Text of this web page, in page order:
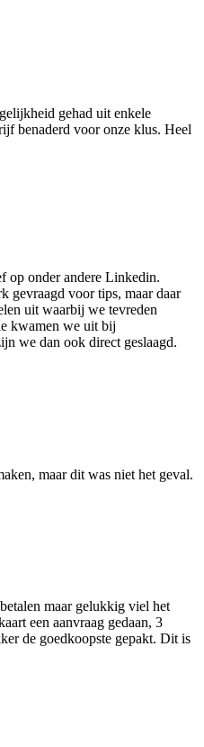
gehad uit enkele
benaderd voor onze klus. Heel
op onder andere Linkedin.
gevraagd voor tips, maar daar
uit waarbij we tevreden
kwamen we uit bij
we dan ook direct geslaagd.
maar dit was niet het geval.
maar gelukkig viel het
een aanvraag gedaan, 3
de goedkoopste gepakt. Dit is